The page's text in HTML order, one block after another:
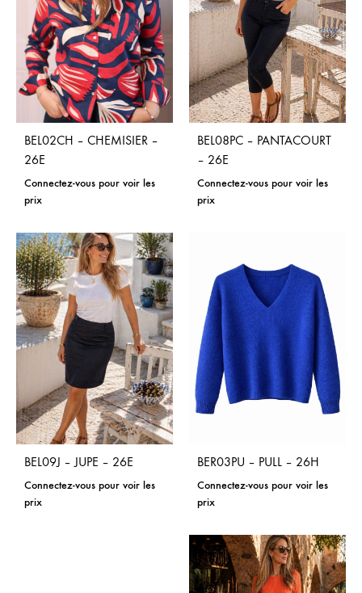
BEL02CH – CHEMISIER –
26E
Connectez-vous pour voir les
prix
BEL08PC – PANTACOURT
– 26E
Connectez-vous pour voir les
prix
BEL09J – JUPE – 26E
Connectez-vous pour voir les
prix
BER03PU – PULL – 26H
Connectez-vous pour voir les
prix